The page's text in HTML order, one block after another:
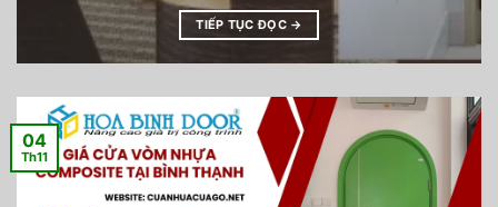
TIẾP TỤC ĐỌC →
04
Th11